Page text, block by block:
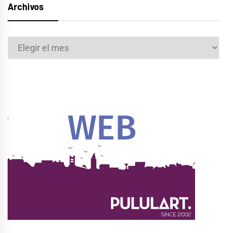
Archivos
Archivos